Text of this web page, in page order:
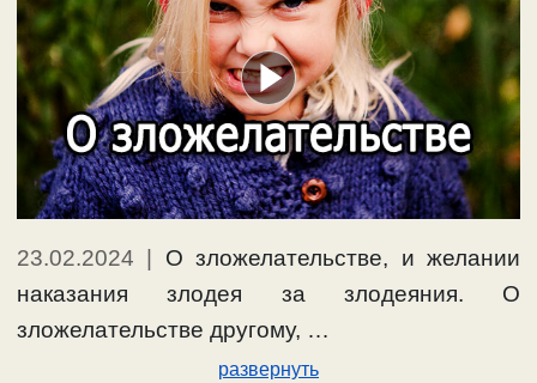
23.02.2024
О зложелательстве, и желании
наказания злодея за злодеяния. О
зложелательстве другому, …
развернуть